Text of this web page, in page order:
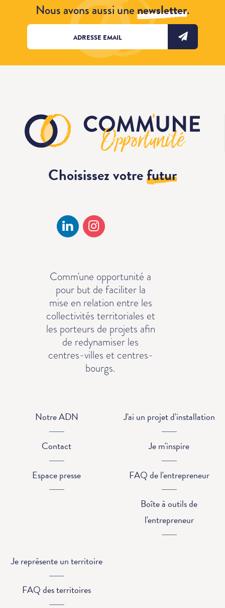
Nous avons aussi unenewsletter.
Choisissez votrefutur
Comm'une opportunité a
pour but de faciliter la
mise en relation entre les
collectivités territoriales et
les porteurs de projets afin
de redynamiser les
centres-villes et centres-
bourgs.
Notre ADN
Contact
Espace presse
J'ai un projet d'installation
Je m'inspire
FAQ de l'entrepreneur
Boîte à outils de
l'entrepreneur
Je représente un territoire
FAQ des territoires